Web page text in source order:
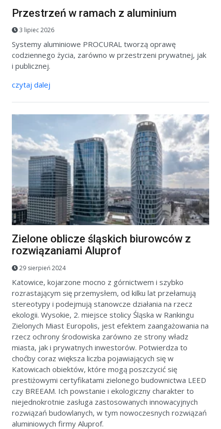
Przestrzeń w ramach z aluminium
3 lipiec 2026
Systemy aluminiowe PROCURAL tworzą oprawę
codziennego życia, zarówno w przestrzeni prywatnej, jak
i publicznej.
czytaj dalej
Zielone oblicze śląskich biurowców z
rozwiązaniami Aluprof
29 sierpień 2024
Katowice, kojarzone mocno z górnictwem i szybko
rozrastającym się przemysłem, od kilku lat przełamują
stereotypy i podejmują stanowcze działania na rzecz
ekologii. Wysokie, 2. miejsce stolicy Śląska w Rankingu
Zielonych Miast Europolis, jest efektem zaangażowania na
rzecz ochrony środowiska zarówno ze strony władz
miasta, jak i prywatnych inwestorów. Potwierdza to
choćby coraz większa liczba pojawiających się w
Katowicach obiektów, które mogą poszczycić się
prestiżowymi certyfikatami zielonego budownictwa LEED
czy BREEAM. Ich powstanie i ekologiczny charakter to
niejednokrotnie zasługa zastosowanych innowacyjnych
rozwiązań budowlanych, w tym nowoczesnych rozwiązań
aluminiowych firmy Aluprof.